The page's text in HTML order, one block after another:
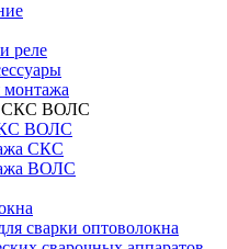
реле
ВОЛС
СКС
ВОЛС
сварки оптоволокна